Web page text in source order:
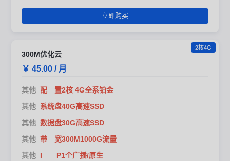
立即购买
2核4G
300M优化云
￥ 45.00 / 月
其他 配 置2核 4G全系铂金
其他 系统盘40G高速SSD
其他 数据盘30G高速SSD
其他 带 宽300M1000G流量
其他 I P1个广播/原生